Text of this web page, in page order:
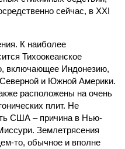
сейчас, в XXI
К наиболее
Тихоокеанское
включающее Индонезию,
и Южной Америки.
расположены на очень
плит. Не
США – причина в Нью-
Землетрясения
то, обычное и вполне